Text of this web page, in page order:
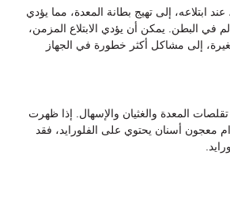
ابتلاعه، إلى تهيج بطانة المعدة، مما يؤدي
في البطن. يمكن أن يؤدي الابتلاع المزمن،
إلى مشاكل أكثر خطورة في الجهاز
المعدة والغثيان والإسهال. إذا ظهرت
معجون أسنان يحتوي على الفلورايد، فقد